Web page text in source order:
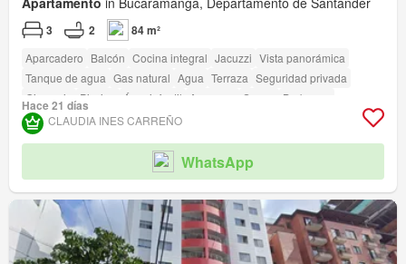
3 2 84 m²
Aparcadero Balcón Cocina integral Jacuzzi Vista panorámica
Tanque de agua Gas natural Agua Terraza Seguridad privada
Gimnasio
Piscina Área infantil Ascensor Sauna
Barbecue
Acceso para personas con discapacidad
Hace 21 días
CLAUDIA INES CARREÑO
WhatsApp